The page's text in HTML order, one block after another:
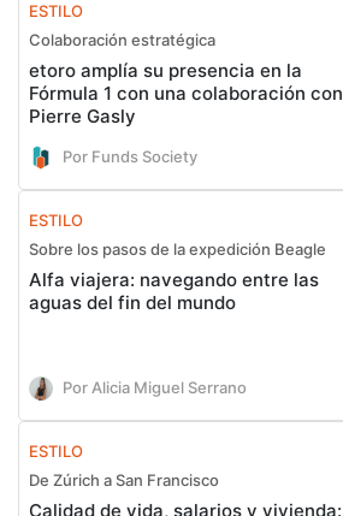
ESTILO
Colaboración estratégica
etoro amplía su presencia en la
Fórmula 1 con una colaboración con
Pierre Gasly
Por Funds Society
ESTILO
Sobre los pasos de la expedición Beagle
Alfa viajera: navegando entre las
aguas del fin del mundo
Por Alicia Miguel Serrano
ESTILO
De Zúrich a San Francisco
Calidad de vida, salarios y vivienda: